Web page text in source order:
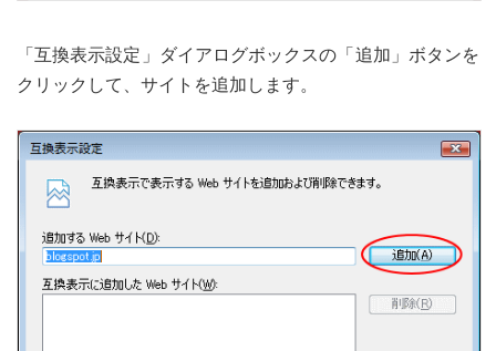
「互換表示設定」ダイアログボックスの「追加」ボタンを
クリックして、サイトを追加します。